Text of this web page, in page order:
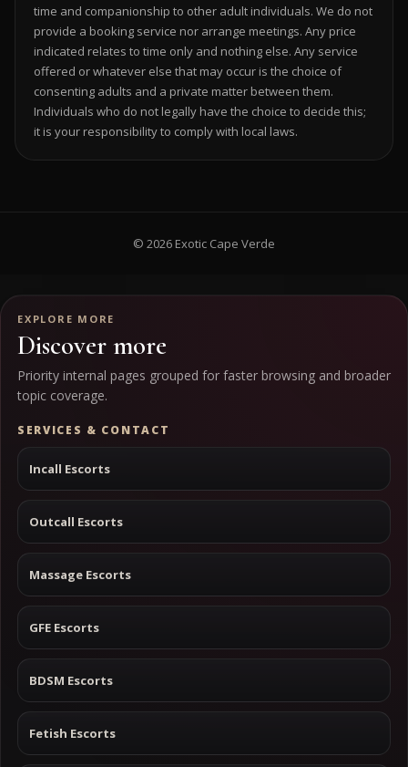
EXPLORE MORE
Discover more
Priority internal pages grouped for faster browsing and broader
topic coverage.
SERVICES & CONTACT
Incall Escorts
Outcall Escorts
Massage Escorts
GFE Escorts
BDSM Escorts
Fetish Escorts
time and companionship to other adult individuals. We do not
provide a booking service nor arrange meetings. Any price
indicated relates to time only and nothing else. Any service
offered or whatever else that may occur is the choice of
consenting adults and a private matter between them.
Individuals who do not legally have the choice to decide this;
it is your responsibility to comply with local laws.
© 2026 Exotic Cape Verde